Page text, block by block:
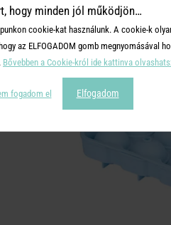
hogy minden jól működjön…
cookie-kat használunk. A cookie-k
az ELFOGADOM gomb megnyomásával
Bővebben a Cookie-król ide kattinva
fogadom el Elfogadom